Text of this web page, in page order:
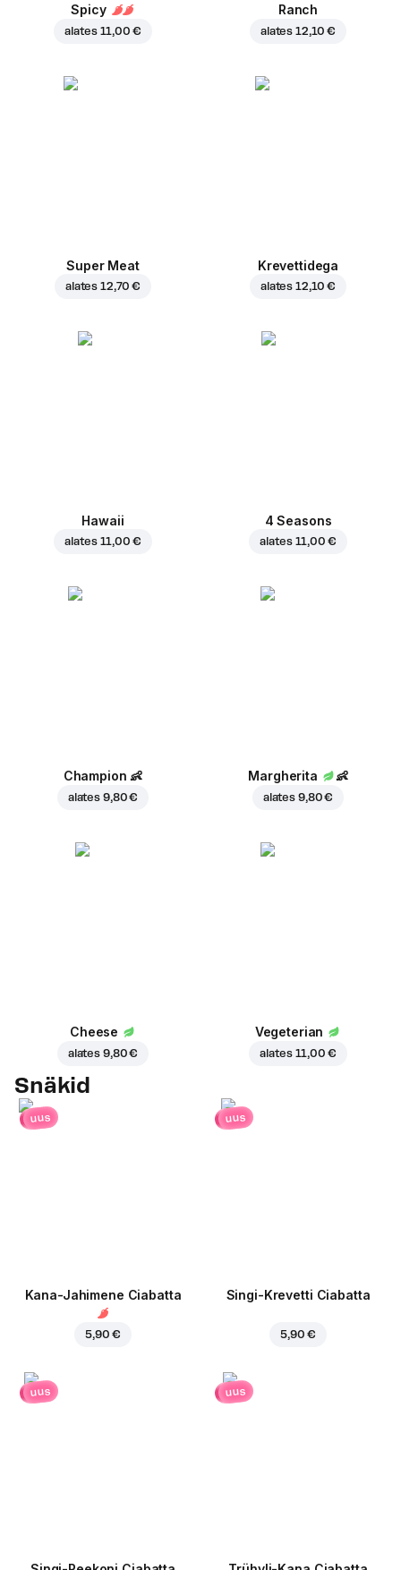
Spicy
alates 11,00 €
Ranch
alates 12,10 €
Super Meat
alates 12,70 €
Krevettidega
alates 12,10 €
Hawaii
alates 11,00 €
4 Seasons
alates 11,00 €
Champion 👶
alates 9,80 €
Margherita 👶
alates 9,80 €
Cheese
alates 9,80 €
Vegeterian
alates 11,00 €
Snäkid
uus
Kana-Jahimene Ciabatta
5,90 €
uus
Singi-Krevetti Ciabatta
5,90 €
uus uus